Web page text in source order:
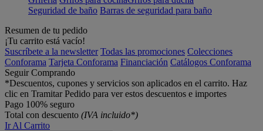
Seguridad de baño Barras de seguridad para baño
Resumen de tu pedido
¡Tu carrito está vacío!
Suscríbete a la newsletter Todas las promociones Colecciones
Conforama Tarjeta Conforama Financiación Catálogos Conforama
Seguir Comprando
*Descuentos, cupones y servicios son aplicados en el carrito. Haz
clic en Tramitar Pedido para ver estos descuentos e importes
Pago 100% seguro
Total con descuento (IVA incluido*)
Ir Al Carrito